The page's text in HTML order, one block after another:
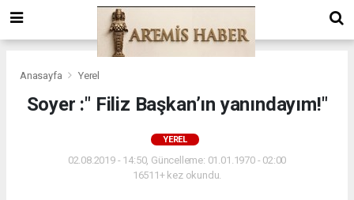
Anasayfa Yerel
Soyer :" Filiz Başkan’ın yanındayım!"
YEREL
02.08.2019 - 14:50, Güncelleme: 01.01.1970 - 02:00
16511+ kez okundu.